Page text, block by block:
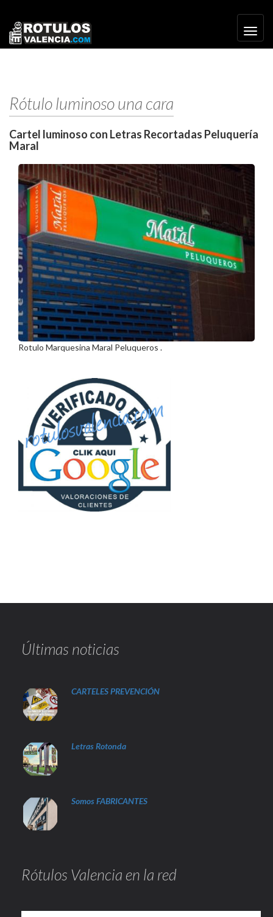
Rótulo luminoso una cara
Cartel luminoso con Letras Recortadas Peluquería
Maral
Rotulo Marquesina Maral Peluqueros .
Últimas noticias
CARTELES PREVENCIÓN
Letras Rotonda
Somos FABRICANTES
Rótulos Valencia en la red